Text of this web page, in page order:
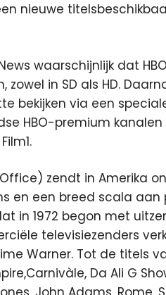
nieuwe
waarschijnlijk dat
in SD als HD.
bekijken via een
HBO-premium
zendt in Amerika
en een breed scala aan
in 1972 begon met
televisiezenders
Warner. Tot de titels
Da Ali G